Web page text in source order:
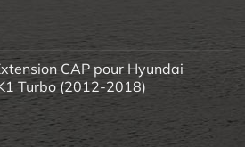
CAP pour Hyundai
Turbo (2012-2018)